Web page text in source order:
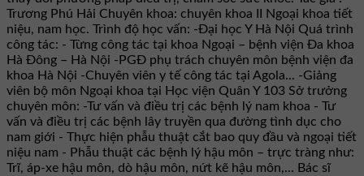
Trương Phú Hải Chuyên khoa: chuyên khoa II Ngoại khoa tiết
niệu, nam học. Trình độ học vấn: -Đại học Y Hà Nội Quá trình
công tác: - Từng công tác tại khoa Ngoại – bệnh viện Đa khoa
Hà Đông – Hà Nội -PGĐ phụ trách chuyên môn bệnh viện đa
khoa Hà Nội -Chuyên viên y tế công tác tại Agola... -Giảng
viên bộ môn Ngoại khoa tại Học viện Quân Y 103 Sở trưởng
chuyên môn: -Tư vấn và điều trị các bệnh lý nam khoa - Tư
vấn và điều trị các bệnh lây truyền qua đường tình dục cho
nam giới - Thực hiện phẫu thuật cắt bao quy đầu và ngoại tiết
niệu nam - Phẫu thuật các bệnh lý hậu môn – trực tràng như:
Trĩ, áp-xe hậu môn, dò hậu môn, nứt kẽ hậu môn,... Bác sĩ